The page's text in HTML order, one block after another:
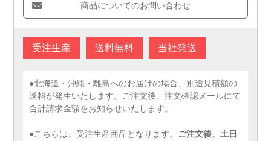
商品についてのお問い合わせ
受注生産 送料無料 当社発送
●北海道・沖縄・離島へのお届けの場合、別途見積額の
送料が発生いたします。ご注文後、注文確認メールにて
合計請求金額をお知らせいたします。
●こちらは、受注生産商品となります。 ご注文後、土日